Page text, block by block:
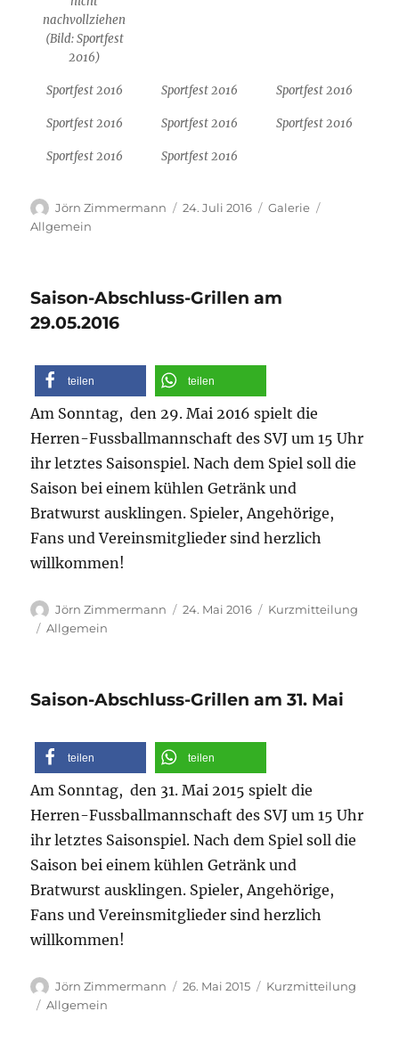
nachvollziehen
(Bild: Sportfest
2016)
Sportfest 2016 Sportfest 2016 Sportfest 2016
Sportfest 2016 Sportfest 2016 Sportfest 2016
Sportfest 2016 Sportfest 2016
Autor
Jörn Zimmermann
Veröffentlicht
24. Juli 2016 Format
Galerie
Allgemein
Saison-Abschluss-Grillen am
29.05.2016
teilen teilen
Am Sonntag, den 29. Mai 2016 spielt die
Herren-Fussballmannschaft des SVJ um 15 Uhr
ihr letztes Saisonspiel. Nach dem Spiel soll die
Saison bei einem kühlen Getränk und
Bratwurst ausklingen. Spieler, Angehörige,
Fans und Vereinsmitglieder sind herzlich
willkommen!
Autor
Jörn Zimmermann
Veröffentlicht
24. Mai 2016 Format
Kurzmitteilung
Kategorien
Allgemein
Saison-Abschluss-Grillen am 31. Mai
teilen teilen
Am Sonntag, den 31. Mai 2015 spielt die
Herren-Fussballmannschaft des SVJ um 15 Uhr
ihr letztes Saisonspiel. Nach dem Spiel soll die
Saison bei einem kühlen Getränk und
Bratwurst ausklingen. Spieler, Angehörige,
Fans und Vereinsmitglieder sind herzlich
willkommen!
Autor
Jörn Zimmermann
Veröffentlicht
26. Mai 2015 Format
Kurzmitteilung
Kategorien
Allgemein